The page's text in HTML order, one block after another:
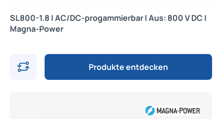
SL800-1.8 | AC/DC-progammierbar | Aus: 800 V DC |
Magna-Power
Produkte entdecken